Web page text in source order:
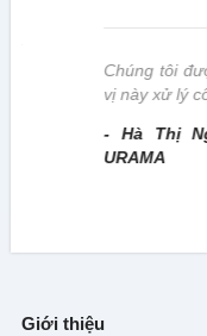
Chúng tôi
vị này xử lý
- Hà Thị
URAMA
Giới thiệu